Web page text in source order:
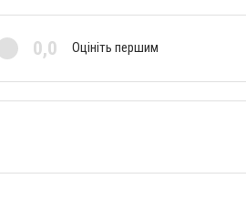
0,0 Оцініть першим